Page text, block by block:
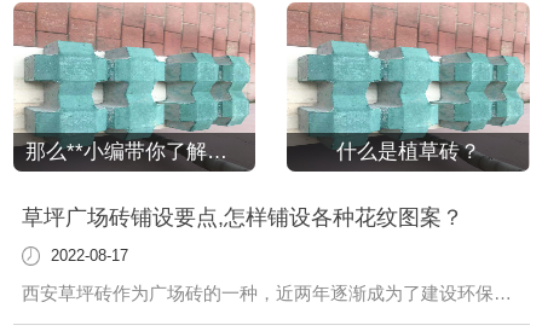
那么**小编带你了解一下植草砖的八大优势 什么是植草砖？
草坪广场砖铺设要点,怎样铺设各种花纹图案？
2022-08-17
西安草坪砖作为广场砖的一种，近两年逐渐成为了建设环保城市**的建筑材料，而且具有良好的透水和透气性做到了建筑环保两不误。那么草坪砖应该怎样铺设呢?广场砖厂家来简要说下草坪砖极其铺设要点。草坪砖可以根据...